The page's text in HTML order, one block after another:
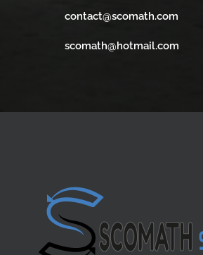
contact@scomath.com
scomath@hotmail.com